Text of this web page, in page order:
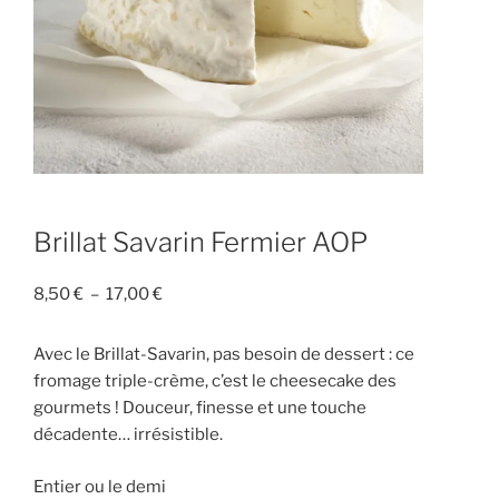
Brillat Savarin Fermier AOP
8,50€ – 17,00€Plage
prix :
8,50 €
à
17,00 €
Avec le Brillat-Savarin, pas besoin de dessert : ce
fromage triple-crème, c’est le cheesecake des
gourmets ! Douceur, finesse et une touche
décadente… irrésistible.
Entier ou le demi